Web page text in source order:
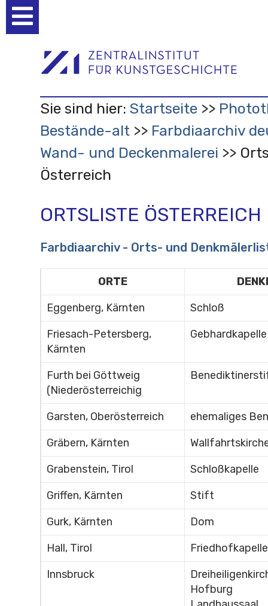
Werkzeuge
Sie sind hier: Startseite
Bestände-alt
Farbdiaarchiv
Wand- und Deckenmalerei
Österreich
ORTSLISTE ÖSTERREICH
Farbdiaarchiv - Orts- und
ORTE
Eggenberg, Kärnten
Schloß
Friesach-Petersberg,
Kärnten
Gebhardkapelle
Furth bei Göttweig
(Niederösterreichig
Garsten, Oberösterreich
ehemaliges
Gräbern, Kärnten
Grabenstein, Tirol
Schloßkapelle
Griffen, Kärnten
Stift
Gurk, Kärnten
Dom
Hall, Tirol
Innsbruck
Hofburg